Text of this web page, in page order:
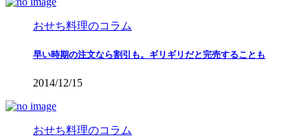
おせち料理のコラム
早い時期の注文なら割引も。ギリギリだと完売することも
2014/12/15
おせち料理のコラム